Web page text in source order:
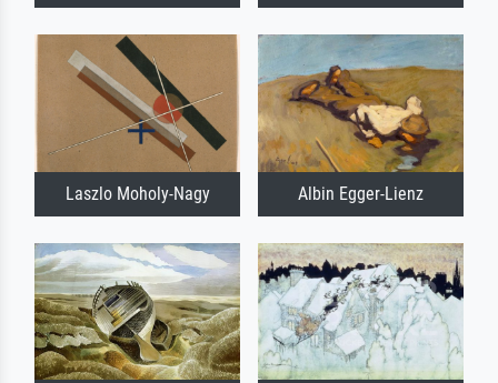
Laszlo Moholy-Nagy Albin Egger-Lienz